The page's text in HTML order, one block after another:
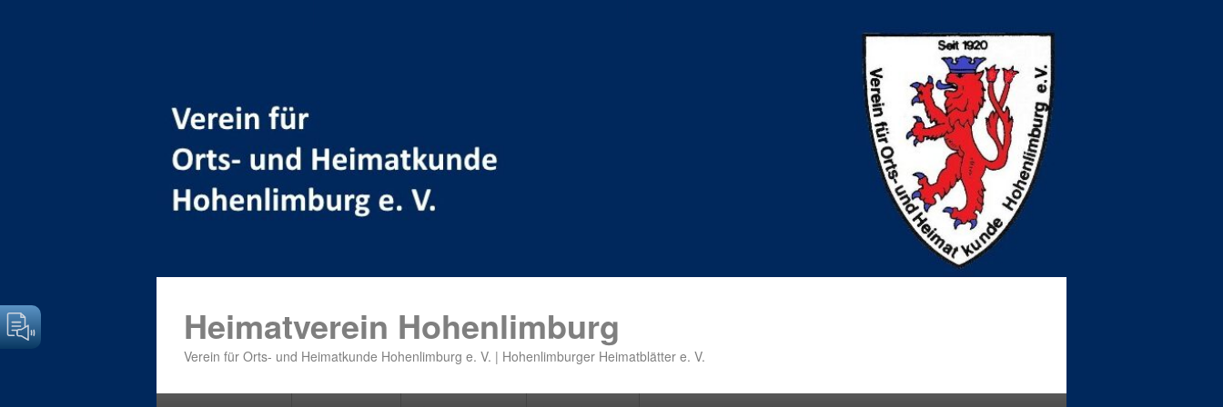
Heimatverein Hohenlimburg
Verein für Orts- und Heimatkunde Hohenlimburg e. V. | Hohenlimburger Heimatblätter e. V.